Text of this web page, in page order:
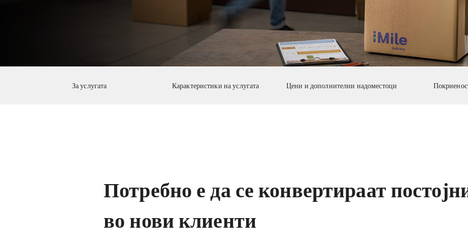
За услугата Карактеристики на услугата Цени и дополнителни надоместоци
Потребно е да се конвертираат
во нови клиенти